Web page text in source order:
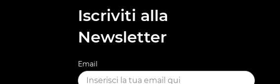
Iscriviti alla
Newsletter
Email